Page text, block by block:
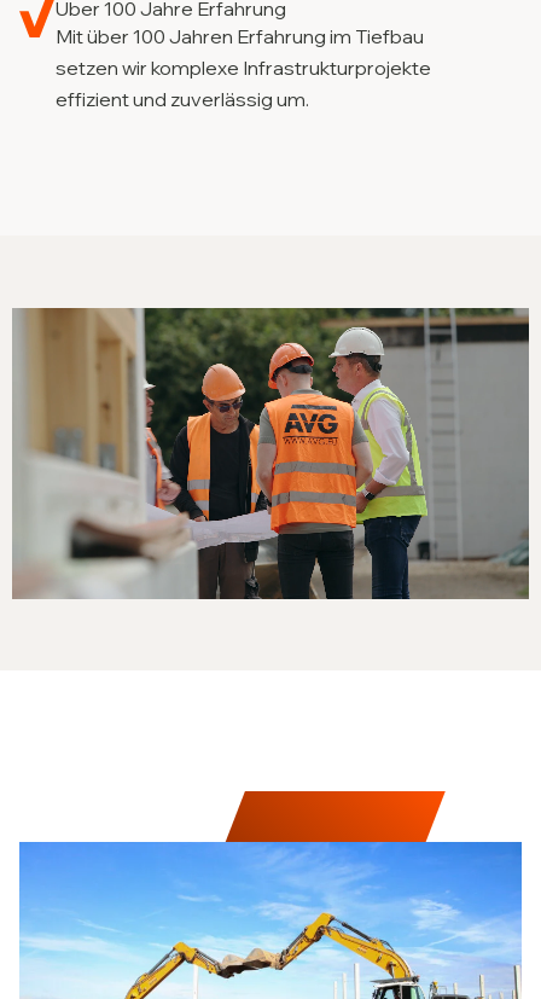
Über 100 Jahre Erfahrung
Mit über 100 Jahren Erfahrung im Tiefbau
setzen wir komplexe Infrastrukturprojekte
effizient und zuverlässig um.